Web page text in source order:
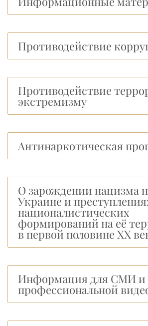
Противодействие
Противодействие
экстремизму
Антинаркотическая
О зарождении нацизма
Украине и
националистических
формирований на её
в первой половине ХХ
Информация для СМИ и
профессиональной